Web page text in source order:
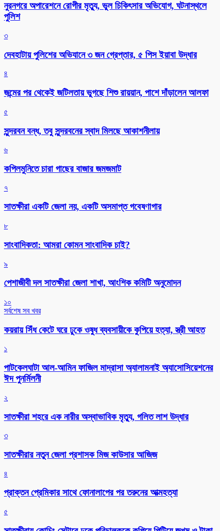
নুরনগরে অপারেশনে রোগীর মৃত্যু, ভুল চিকিৎসার অভিযোগ, ঘটনাস্থলে
পুলিশ
৩
দেবহাটায় পুলিশের অভিযানে ৩ জন গ্রেপ্তার, ৫ পিস ইয়াবা উদ্ধার
৪
জন্মের পর থেকেই জটিলতায় ভুগছে শিশু রায়য়ান, পাশে দাঁড়ালেন আলফা
৫
সুন্দরবন বন্ধ, তবু সুন্দরবনের স্বাদ মিলছে আকাশনীলায়
৬
কপিলমুনিতে চারা গাছের বাজার জমজমাট
৭
সাতক্ষীরা একটি জেলা নয়, একটি অসমাপ্ত গবেষণাগার
৮
সাংবাদিকতা: আমরা কোমন সাংবাদিক চাই?
৯
পেশাজীবী দল সাতক্ষীরা জেলা শাখা, আংশিক কমিটি অনুমোদন
১০
সর্বশেষ সব খবর
কয়রায় সিঁধ কেটে ঘরে ঢুকে ওষুধ ব্যবসায়ীকে কুপিয়ে হত্যা, স্ত্রী আহত
১
পাটকেলঘাটা আল-আমিন ফাজিল মাদ্রাসা অ্যালামনাই অ্যাসোসিয়েশনের
ঈদ পুনর্মিলনী
২
সাতক্ষীরা শহরে এক নারীর অস্বাভাবিক মৃত্যু, গলিত লাশ উদ্ধার
৩
সাতক্ষীরার নতুন জেলা প্রশাসক মিজ কাউসার আজিজ
৪
প্রাক্তন প্রেমিকার সাথে ফোনালাপের পর তরুনের আত্মহত্যা
৫